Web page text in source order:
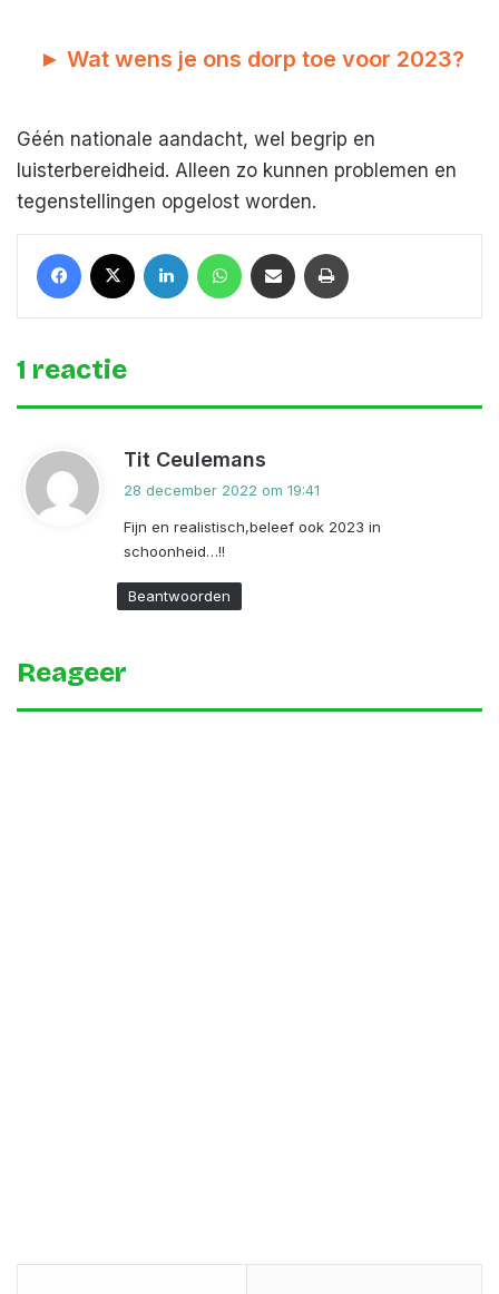
► Wat wens je ons dorp toe voor 2023?
Géén nationale aandacht, wel begrip en
luisterbereidheid. Alleen zo kunnen problemen en
tegenstellingen opgelost worden.
1 reactie
Tit Ceulemans
r
28 december 2022 om 19:41
Fijn en realistisch,beleef ook 2023 in
schoonheid…!!
Beantwoorden
Reageer